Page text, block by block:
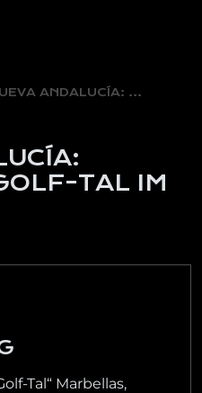
NUEVA ANDALUCÍA: MARBELLAS GOLF-TAL…
TAL IM
Tal“ Marbellas,